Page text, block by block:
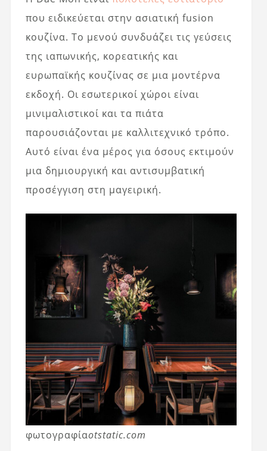
που ειδικεύεται στην ασιατική fusion
κουζίνα. Το μενού συνδυάζει τις γεύσεις
της ιαπωνικής, κορεατικής και
ευρωπαϊκής κουζίνας σε μια μοντέρνα
εκδοχή. Οι εσωτερικοί χώροι είναι
μινιμαλιστικοί και τα πιάτα
παρουσιάζονται με καλλιτεχνικό τρόπο.
Αυτό είναι ένα μέρος για όσους εκτιμούν
μια δημιουργική και αντισυμβατική
προσέγγιση στη μαγειρική.
φωτογραφίαotstatic.com